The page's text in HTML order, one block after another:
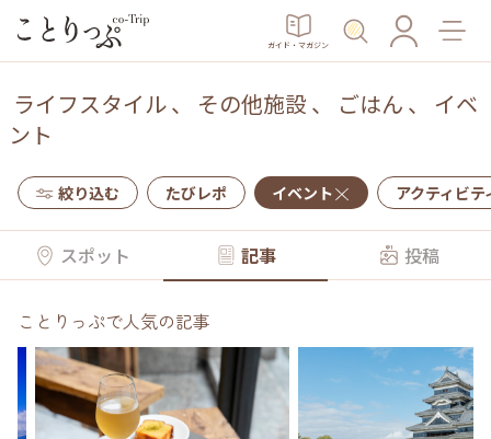
ガイド・マガジン
ライフスタイル、 その他施設、 ごはん 、 イベ
ント
絞り込む たびレポ イベント アクティビテ
スポット 記事 投稿
ことりっぷで人気の記事